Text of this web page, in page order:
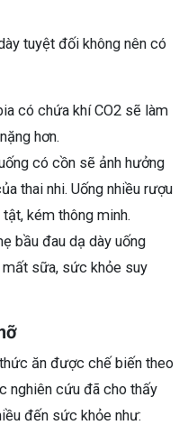
tuyệt đối không nên có
có chứa khí CO2 sẽ làm
hơn.
có cồn sẽ ảnh hưởng
thai nhi. Uống nhiều rượu
kém thông minh.
bầu đau dạ dày uống
mất sữa, sức khỏe suy
ăn được chế biến theo
nghiên cứu đã cho thấy
đến sức khỏe như: